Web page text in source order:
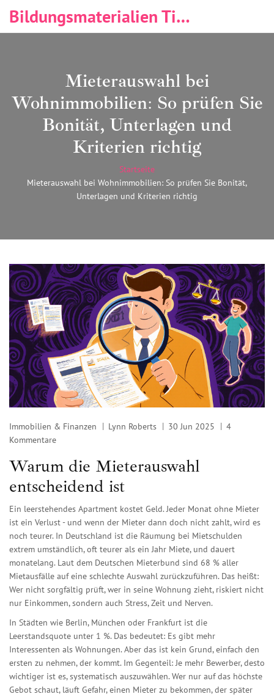
Bildungsmaterialien Tischlerei & Immobilien
Mieterauswahl bei
Wohnimmobilien: So prüfen Sie
Bonität, Unterlagen und
Kriterien richtig
Startseite
Mieterauswahl bei Wohnimmobilien: So prüfen Sie Bonität,
Unterlagen und Kriterien richtig
Immobilien & Finanzen Lynn Roberts 30 Jun 2025
4
Kommentare
Warum die Mieterauswahl
entscheidend ist
Ein leerstehendes Apartment kostet Geld. Jeder Monat ohne Mieter
ist ein Verlust - und wenn der Mieter dann doch nicht zahlt, wird es
noch teurer. In Deutschland ist die Räumung bei Mietschulden
extrem umständlich, oft teurer als ein Jahr Miete, und dauert
monatelang. Laut dem Deutschen Mieterbund sind 68 % aller
Mietausfälle auf eine schlechte Auswahl zurückzuführen. Das heißt:
Wer nicht sorgfältig prüft, wer in seine Wohnung zieht, riskiert nicht
nur Einkommen, sondern auch Stress, Zeit und Nerven.
In Städten wie Berlin, München oder Frankfurt ist die
Leerstandsquote unter 1 %. Das bedeutet: Es gibt mehr
Interessenten als Wohnungen. Aber das ist kein Grund, einfach den
ersten zu nehmen, der kommt. Im Gegenteil: Je mehr Bewerber, desto
wichtiger ist es, systematisch auszuwählen. Wer nur auf das höchste
Gebot schaut, läuft Gefahr, einen Mieter zu bekommen, der später